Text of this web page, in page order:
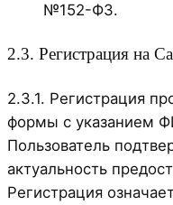
№152-ФЗ.
2.3. Регистрация на
2.3.1. Регистрация
формы с указанием
Пользователь
актуальность
Регистрация